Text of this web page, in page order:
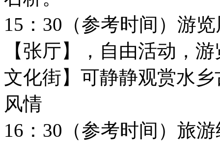
15：30（参考时间）游
【张厅】，自由活动，
文化街】可静静观赏水
风情
16：30（参考时间）旅